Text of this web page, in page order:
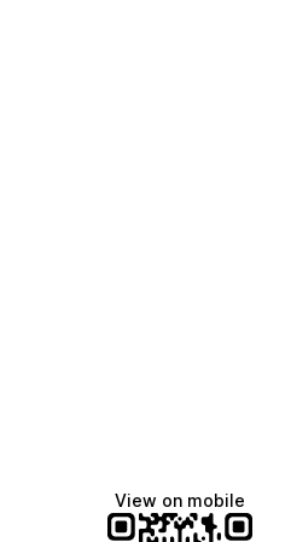
View on mobile